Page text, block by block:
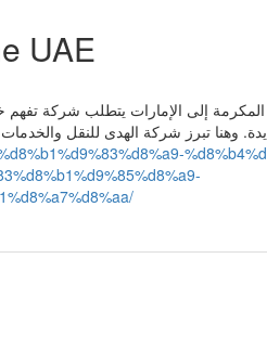
UAE
المكرمة إلى الإمارات يتطلب شركة
وهنا تبرز شركة الهدى للنقل